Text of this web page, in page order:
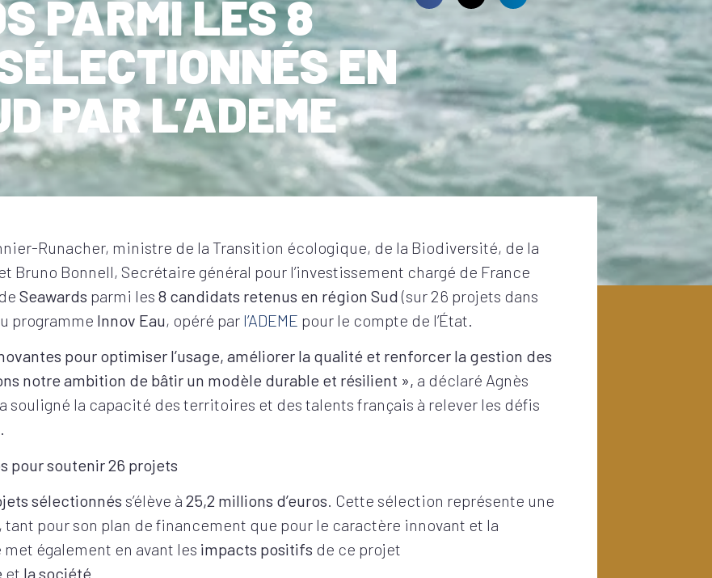
PARMI LES 8
EN
PAR L’ADEME
Runacher, ministre de la Transition écologique, de la Biodiversité, de la
Bruno Bonnell, Secrétaire général pour l’investissement chargé de France
Seawards parmi les 8 candidats retenus en région Sud (sur 26 projets dans
programme Innov Eau, opéré par l’ADEME pour le compte de l’État.
pour optimiser l’usage, améliorer la qualité et renforcer la gestion des
notre ambition de bâtir un modèle durable et résilient », a déclaré Agnès
souligné la capacité des territoires et des talents français à relever les défis
pour soutenir 26 projets
sélectionnés s’élève à 25,2 millions d’euros. Cette sélection représente une
, tant pour son plan de financement que pour le caractère innovant et la
également en avant les impacts positifs de ce projet
et la société.